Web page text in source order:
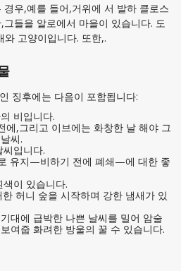
우,예를 들어,거위에 서 발하 클로스
들을 알로에서 마을이 있습니다. 도
고양이입니다. 또한,.
징후에는 다음이 포함됩니다:
비입니다.
에,그리고 이브에는 화창한 날 해야 그
씨.
입니다.
유지—비하기 전에 폐쇄—에 대한 좋
이 있습니다.
허니 숲을 시작하며 강한 냄새가 있
대에 급박한 나쁜 날씨를 밀어 암술
여줍 화려한 방울의 꿀 수 있습니다.